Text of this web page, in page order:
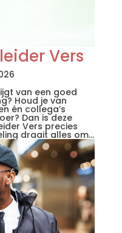
Vers
van een goed
Houd je van
én collega’s
Dan is deze
Vers precies
draait alles om...